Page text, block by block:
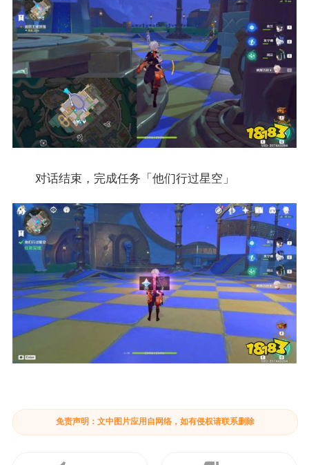
对话结束，完成任务「他们行过星空」
免责声明：文中图片应用自网络，如有侵权请联系删除